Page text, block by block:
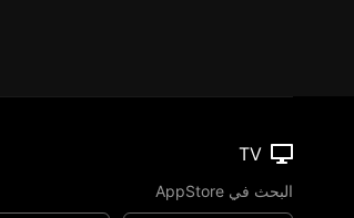
TV
البحث في AppStore